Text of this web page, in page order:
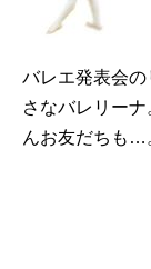
バレエ発表会
さなバレリー
んお友だちも…